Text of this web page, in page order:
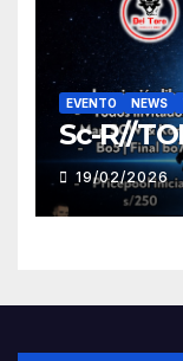
EVENTO NEWS
Sc-R//
19/02/2026